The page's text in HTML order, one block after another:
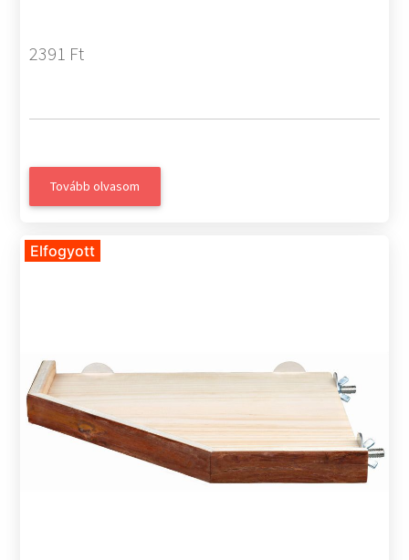
2391 Ft
Tovább olvasom
Elfogyott